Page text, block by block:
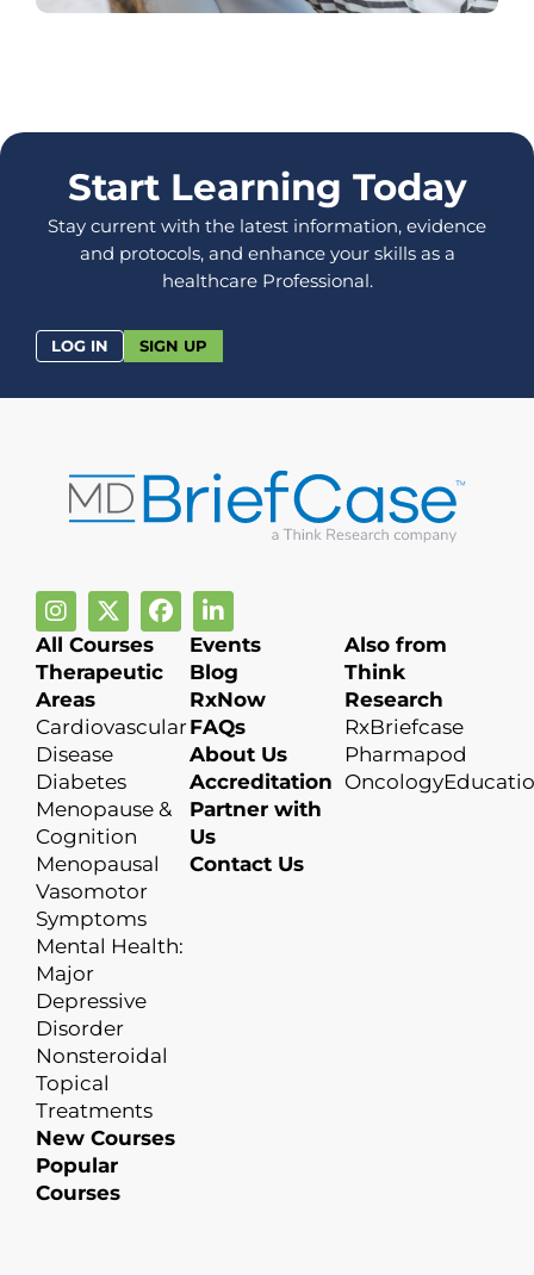
Start Learning Today
Stay current with the latest information, evidence
and protocols, and enhance your skills as a
healthcare Professional.
LOG IN SIGN UP
All Courses
Therapeutic
Areas
Cardiovascular
Disease
Diabetes
Menopause &
Cognition
Menopausal
Vasomotor
Symptoms
Mental Health:
Major
Depressive
Disorder
Nonsteroidal
Topical
Treatments
New Courses
Popular
Courses
Events
Blog
RxNow
FAQs
About Us
Accreditation
Partner with
Us
Contact Us
Also from
Think
Research
RxBriefcase
Pharmapod